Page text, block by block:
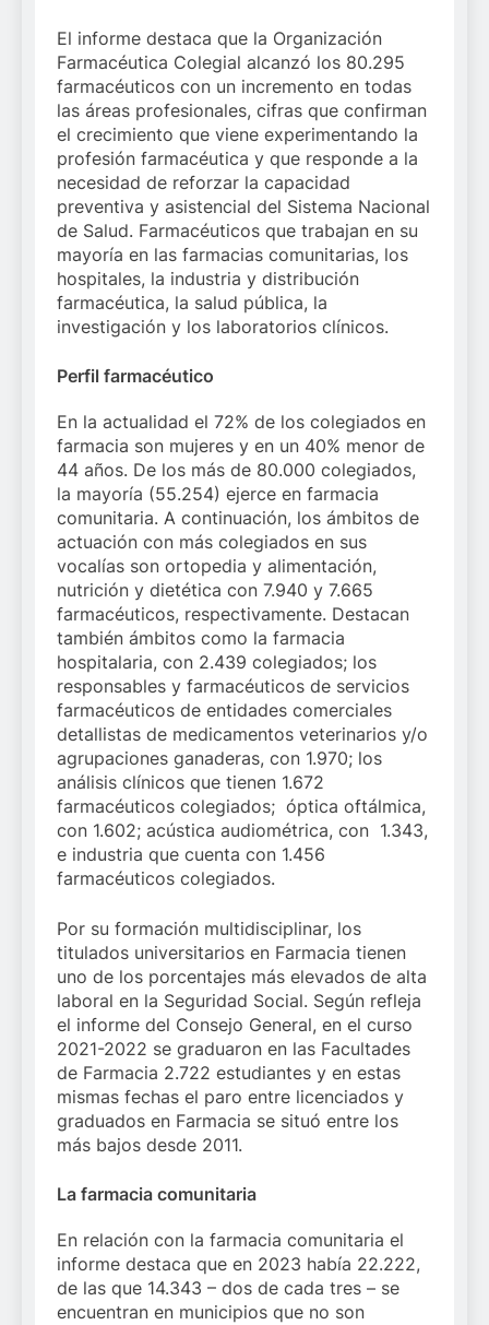
El informe destaca que la Organización
Farmacéutica Colegial alcanzó los 80.295
farmacéuticos con un incremento en todas
las áreas profesionales, cifras que confirman
el crecimiento que viene experimentando la
profesión farmacéutica y que responde a la
necesidad de reforzar la capacidad
preventiva y asistencial del Sistema Nacional
de Salud. Farmacéuticos que trabajan en su
mayoría en las farmacias comunitarias, los
hospitales, la industria y distribución
farmacéutica, la salud pública, la
investigación y los laboratorios clínicos.
Perfil farmacéutico
En la actualidad el 72% de los colegiados en
farmacia son mujeres y en un 40% menor de
44 años. De los más de 80.000 colegiados,
la mayoría (55.254) ejerce en farmacia
comunitaria. A continuación, los ámbitos de
actuación con más colegiados en sus
vocalías son ortopedia y alimentación,
nutrición y dietética con 7.940 y 7.665
farmacéuticos, respectivamente. Destacan
también ámbitos como la farmacia
hospitalaria, con 2.439 colegiados; los
responsables y farmacéuticos de servicios
farmacéuticos de entidades comerciales
detallistas de medicamentos veterinarios y/o
agrupaciones ganaderas, con 1.970; los
análisis clínicos que tienen 1.672
farmacéuticos colegiados; óptica oftálmica,
con 1.602; acústica audiométrica, con 1.343,
e industria que cuenta con 1.456
farmacéuticos colegiados.
Por su formación multidisciplinar, los
titulados universitarios en Farmacia tienen
uno de los porcentajes más elevados de alta
laboral en la Seguridad Social. Según refleja
el informe del Consejo General, en el curso
2021-2022 se graduaron en las Facultades
de Farmacia 2.722 estudiantes y en estas
mismas fechas el paro entre licenciados y
graduados en Farmacia se situó entre los
más bajos desde 2011.
La farmacia comunitaria
En relación con la farmacia comunitaria el
informe destaca que en 2023 había 22.222,
de las que 14.343 – dos de cada tres – se
encuentran en municipios que no son